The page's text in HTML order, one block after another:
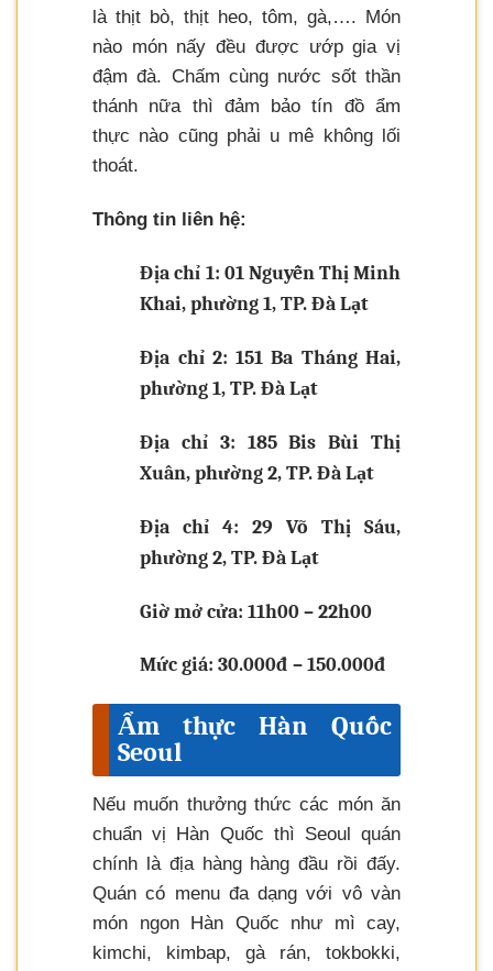
là thịt bò, thịt heo, tôm, gà,…. Món
nào món nấy đều được ướp gia vị
đậm đà. Chấm cùng nước sốt thần
thánh nữa thì đảm bảo tín đồ ẩm
thực nào cũng phải u mê không lối
thoát.
Thông tin liên hệ:
Địa chỉ 1: 01 Nguyễn Thị Minh
Khai, phường 1, TP. Đà Lạt
Địa chỉ 2: 151 Ba Tháng Hai,
phường 1, TP. Đà Lạt
Địa chỉ 3: 185 Bis Bùi Thị
Xuân, phường 2, TP. Đà Lạt
Địa chỉ 4: 29 Võ Thị Sáu,
phường 2, TP. Đà Lạt
Giờ mở cửa: 11h00 – 22h00
Mức giá: 30.000đ – 150.000đ
Ẩm thực Hàn Quốc
Seoul
Nếu muốn thưởng thức các món ăn
chuẩn vị Hàn Quốc thì Seoul quán
chính là địa hàng hàng đầu rồi đấy.
Quán có menu đa dạng với vô vàn
món ngon Hàn Quốc như mì cay,
kimchi, kimbap, gà rán, tokbokki,